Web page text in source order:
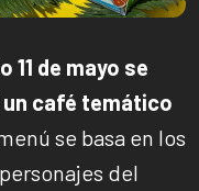
11 de mayo se
un café temático
se basa en los
del